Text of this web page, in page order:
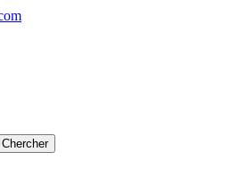
Chercher